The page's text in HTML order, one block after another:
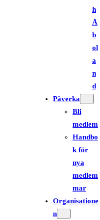
h
Å
b
ol
a
n
d
Påverka
Bli
medlem
Handbo
k för
nya
medlem
mar
Organisatione
n